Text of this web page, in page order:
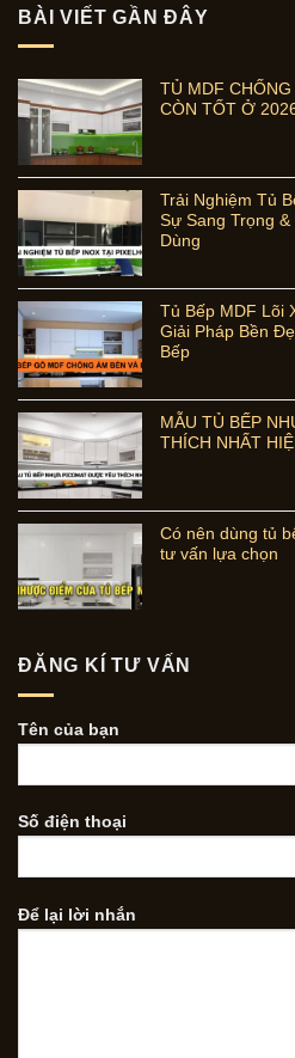
BÀI VIẾT GẦN ĐÂY
TỦ MDF
CÒN TỐT Ở
Trải Nghiệm Tủ
Sự Sang Trọng
Dùng
Tủ Bếp MDF Lõi
Giải Pháp Bền
Bếp
MẪU TỦ BẾP
THÍCH NHẤT
Có nên dùng tủ
tư vấn lựa chọn
ĐĂNG KÍ TƯ VẤN
Tên của bạn
Số điện thoại
Để lại lời nhắn